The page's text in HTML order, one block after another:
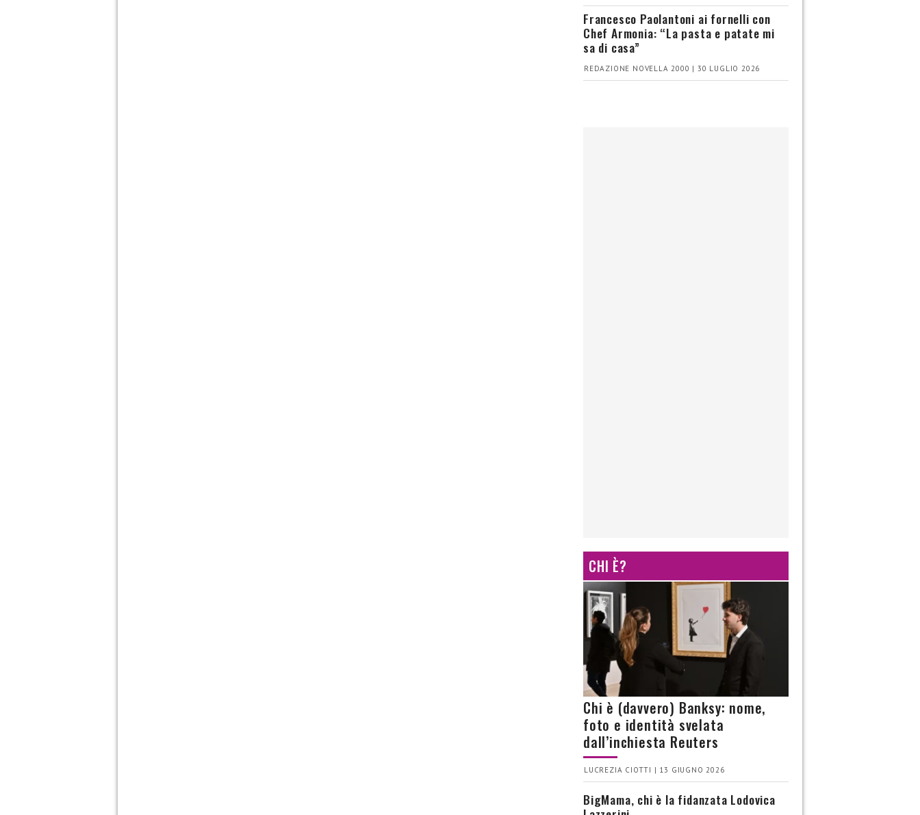
Francesco Paolantoni ai fornelli con
Chef Armonia: “La pasta e patate mi
sa di casa”
REDAZIONE NOVELLA 2000 | 30 LUGLIO 2026
CHI È?
Chi è (davvero) Banksy: nome,
foto e identità svelata
dall’inchiesta Reuters
LUCREZIA CIOTTI | 13 GIUGNO 2026
BigMama, chi è la fidanzata Lodovica